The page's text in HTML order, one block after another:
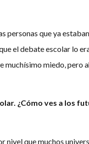
personas que ya
el debate escolar lo
muchísimo miedo, pero
¿Cómo ves a los
nivel que muchos